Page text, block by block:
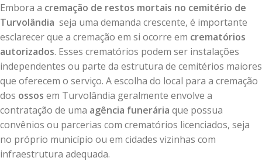
Embora a cremação de restos mortais no cemitério de
Turvolândia seja uma demanda crescente, é importante
esclarecer que a cremação em si ocorre em crematórios
autorizados. Esses crematórios podem ser instalações
independentes ou parte da estrutura de cemitérios maiores
que oferecem o serviço. A escolha do local para a cremação
dos ossos em Turvolândia geralmente envolve a
contratação de uma agência funerária que possua
convênios ou parcerias com crematórios licenciados, seja
no próprio município ou em cidades vizinhas com
infraestrutura adequada.